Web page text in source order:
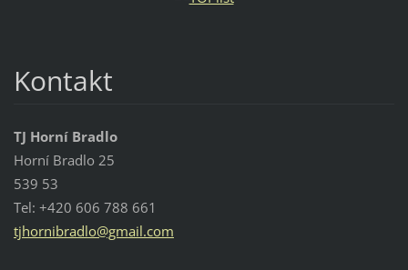
Kontakt
TJ Horní Bradlo
Horní Bradlo 25
539 53
Tel: +420 606 788 661
tjhornibradlo@gmail.com